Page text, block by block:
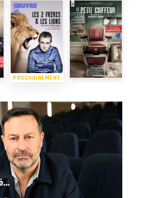
PROCHAINEMENT